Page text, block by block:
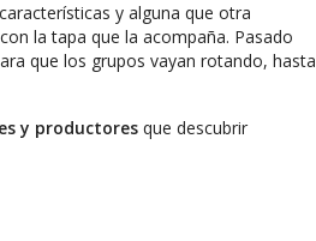
y alguna que otra
la tapa que la acompaña. Pasado
que los grupos vayan rotando, hasta
y productores que descubrir
un pintxo